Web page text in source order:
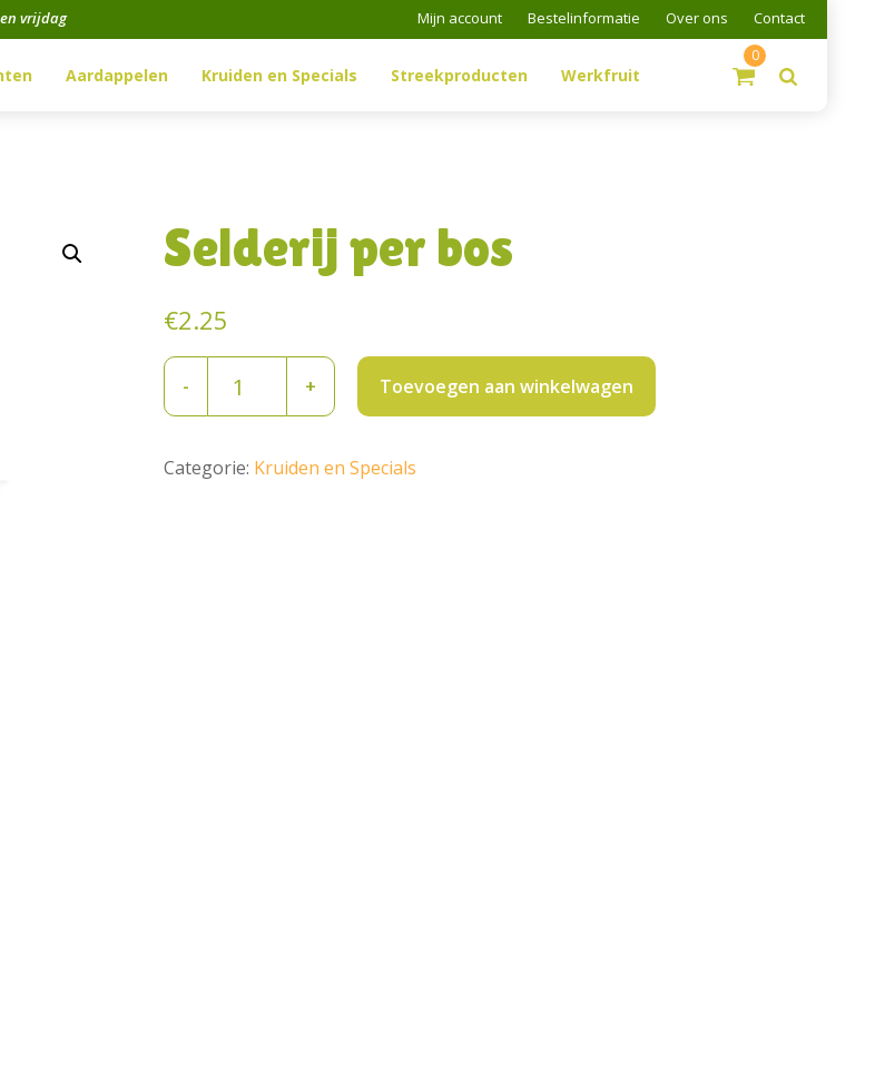
vrijdag Mijn account Bestelinformatie Over ons Contact
0
Aardappelen Kruiden en Specials Streekproducten Werkfruit
Selderij per bos
€2.25
-
aantal
+ Toevoegen aan winkelwagen
Categorie: Kruiden en Specials